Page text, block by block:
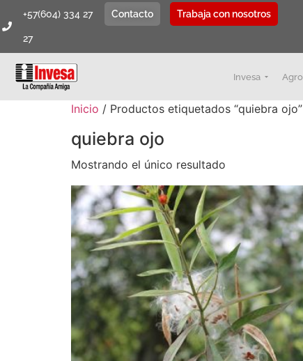
+57(604) 334 27
27
Contacto Trabaja con nosotros
Invesa Agro
Inicio / Productos etiquetados “quiebra ojo”
quiebra ojo
Mostrando el único resultado